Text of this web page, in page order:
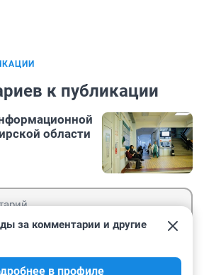
к публикации
области
за комментарии и другие
в профиле